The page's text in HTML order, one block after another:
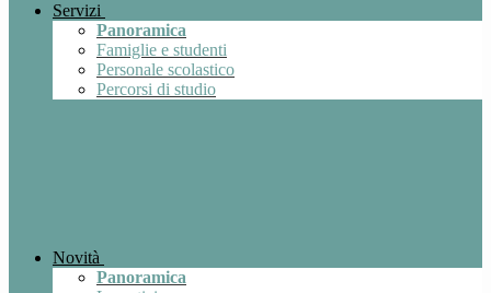
Servizi
Panoramica
Famiglie e studenti
Personale scolastico
Percorsi di studio
Novità
Panoramica